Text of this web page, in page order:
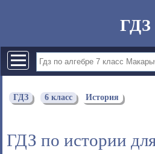
ГДЗ
ГДЗ 6 класс История
ГДЗ по истории